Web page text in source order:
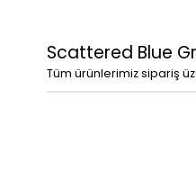
Scattered Blue
Tüm ürünlerimiz sipariş